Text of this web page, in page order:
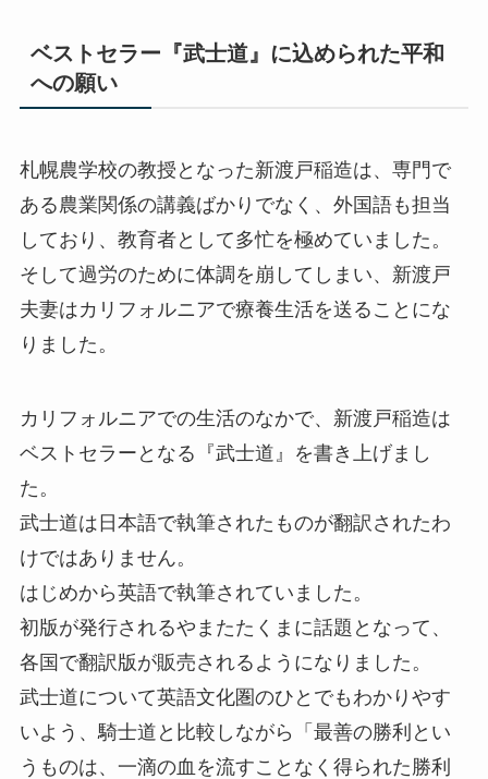
ベストセラー『武士道』に込められた平和
への願い
札幌農学校の教授となった新渡戸稲造は、専門で
ある農業関係の講義ばかりでなく、外国語も担当
しており、教育者として多忙を極めていました。
そして過労のために体調を崩してしまい、新渡戸
夫妻はカリフォルニアで療養生活を送ることにな
りました。
カリフォルニアでの生活のなかで、新渡戸稲造は
ベストセラーとなる『武士道』を書き上げまし
た。
武士道は日本語で執筆されたものが翻訳されたわ
けではありません。
はじめから英語で執筆されていました。
初版が発行されるやまたたくまに話題となって、
各国で翻訳版が販売されるようになりました。
武士道について英語文化圏のひとでもわかりやす
いよう、騎士道と比較しながら「最善の勝利とい
うものは、一滴の血を流すことなく得られた勝利